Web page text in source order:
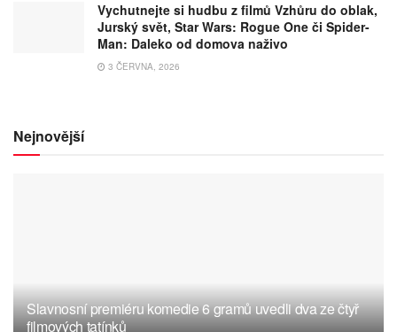
Vychutnejte si hudbu z filmů Vzhůru do oblak,
Jurský svět, Star Wars: Rogue One či Spider-
Man: Daleko od domova naživo
3 ČERVNA, 2026
Nejnovější
Slavnosní premiéru komedie 6 gramů uvedli dva ze čtyř
filmových tatínků